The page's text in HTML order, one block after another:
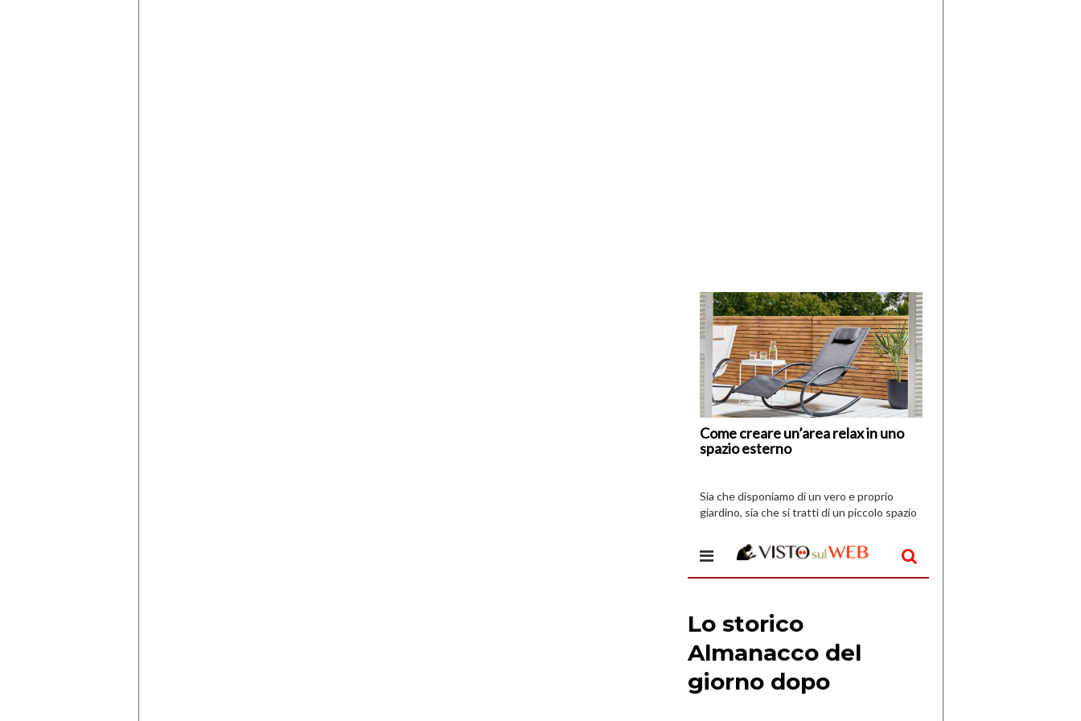
Come creare un’area relax in uno
spazio esterno
di
I
Vespri
Sia che disponiamo di un vero e proprio
giardino, sia che si tratti di un piccolo spazio